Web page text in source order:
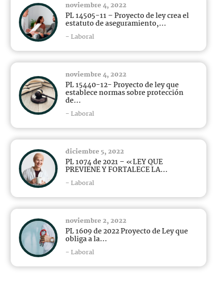
noviembre 4, 2022
PL 14505-11 – Proyecto de ley crea el
estatuto de aseguramiento,...
- Laboral
noviembre 4, 2022
PL 15440-12- Proyecto de ley que
establece normas sobre protección
de...
- Laboral
diciembre 5, 2022
PL 1074 de 2021 – «LEY QUE
PREVIENE Y FORTALECE LA...
- Laboral
noviembre 2, 2022
PL 1609 de 2022 Proyecto de Ley que
obliga a la...
- Laboral